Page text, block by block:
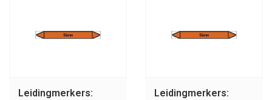
Leidingmerkers:
Leidingmerkers: